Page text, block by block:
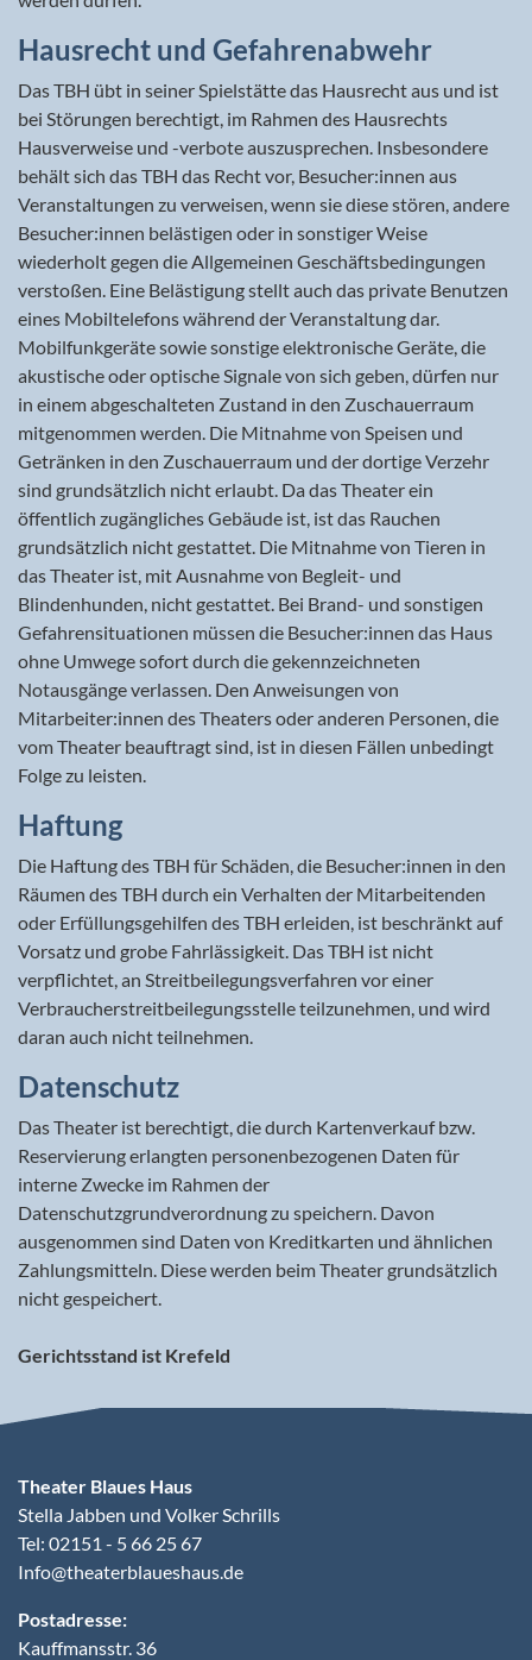
Hausrecht und Gefahrenabwehr
Das TBH übt in seiner Spielstätte das Hausrecht aus und ist
bei Störungen berechtigt, im Rahmen des Hausrechts
Hausverweise und -verbote auszusprechen. Insbesondere
behält sich das TBH das Recht vor, Besucher:innen aus
Veranstaltungen zu verweisen, wenn sie diese stören, andere
Besucher:innen belästigen oder in sonstiger Weise
wiederholt gegen die Allgemeinen Geschäftsbedingungen
verstoßen. Eine Belästigung stellt auch das private Benutzen
eines Mobiltelefons während der Veranstaltung dar.
Mobilfunkgeräte sowie sonstige elektronische Geräte, die
akustische oder optische Signale von sich geben, dürfen nur
in einem abgeschalteten Zustand in den Zuschauerraum
mitgenommen werden. Die Mitnahme von Speisen und
Getränken in den Zuschauerraum und der dortige Verzehr
sind grundsätzlich nicht erlaubt. Da das Theater ein
öffentlich zugängliches Gebäude ist, ist das Rauchen
grundsätzlich nicht gestattet. Die Mitnahme von Tieren in
das Theater ist, mit Ausnahme von Begleit- und
Blindenhunden, nicht gestattet. Bei Brand- und sonstigen
Gefahrensituationen müssen die Besucher:innen das Haus
ohne Umwege sofort durch die gekennzeichneten
Notausgänge verlassen. Den Anweisungen von
Mitarbeiter:innen des Theaters oder anderen Personen, die
vom Theater beauftragt sind, ist in diesen Fällen unbedingt
Folge zu leisten.
Haftung
Die Haftung des TBH für Schäden, die Besucher:innen in den
Räumen des TBH durch ein Verhalten der Mitarbeitenden
oder Erfüllungsgehilfen des TBH erleiden, ist beschränkt auf
Vorsatz und grobe Fahrlässigkeit. Das TBH ist nicht
verpflichtet, an Streitbeilegungsverfahren vor einer
Verbraucherstreitbeilegungsstelle teilzunehmen, und wird
daran auch nicht teilnehmen.
Datenschutz
Das Theater ist berechtigt, die durch Kartenverkauf bzw.
Reservierung erlangten personenbezogenen Daten für
interne Zwecke im Rahmen der
Datenschutzgrundverordnung zu speichern. Davon
ausgenommen sind Daten von Kreditkarten und ähnlichen
Zahlungsmitteln. Diese werden beim Theater grundsätzlich
nicht gespeichert.
Gerichtsstand ist Krefeld
Theater Blaues Haus
Stella Jabben und Volker Schrills
Tel: 02151 - 5 66 25 67
Info@theaterblaueshaus.de
Postadresse:
Kauffmansstr. 36